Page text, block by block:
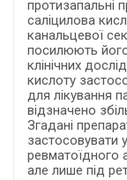
протизапальні
саліцилова
канальцевої
посилюють
клінічних
кислоту
для лікування
відзначено
Згадані
застосовувати
ревматоїдного
але лише під